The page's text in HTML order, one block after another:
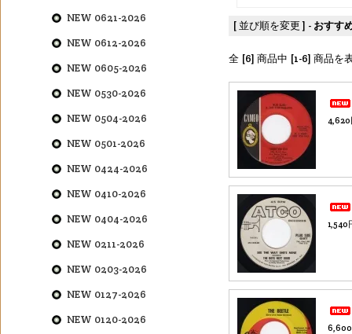
[ 並び順を変更 ] - おすす
全 [6] 商品中 [1-6] 商品を
4,620
1,540
NEW 0621-2026
NEW 0612-2026
NEW 0605-2026
NEW 0530-2026
NEW 0504-2026
NEW 0501-2026
NEW 0424-2026
NEW 0410-2026
NEW 0404-2026
NEW 0211-2026
NEW 0203-2026
NEW 0127-2026
NEW 0120-2026